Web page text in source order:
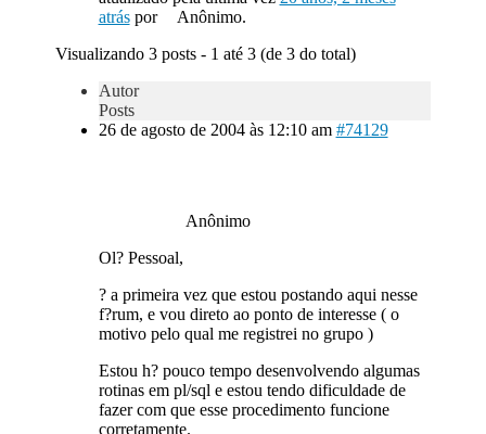
atráspor
Anônimo.
Visualizando 3 posts - 1 até 3 (de 3 do total)
Autor
Posts
26 de agosto de 2004 às 12:10 am #74129
Anônimo
Ol? Pessoal,
? a primeira vez que estou postando aqui nesse
f?rum, e vou direto ao ponto de interesse ( o
motivo pelo qual me registrei no grupo )
Estou h? pouco tempo desenvolvendo algumas
rotinas em pl/sql e estou tendo dificuldade de
fazer com que esse procedimento funcione
corretamente.